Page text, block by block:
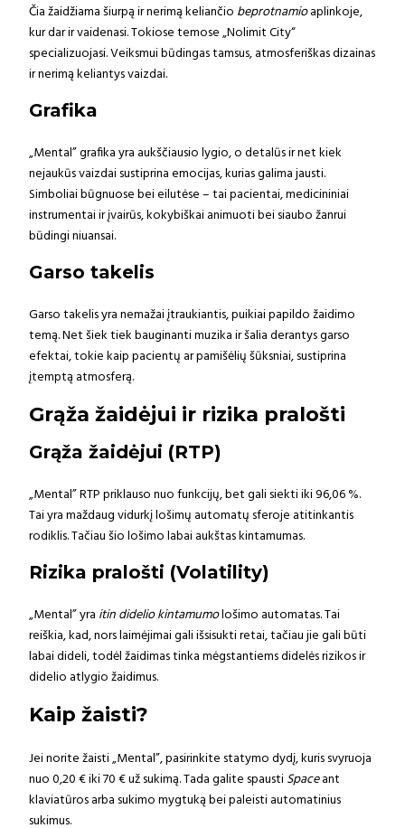
Čia žaidžiama šiurpą ir nerimą keliančio beprotnamioaplinkoje,
kur dar ir vaidenasi. Tokiose temose „Nolimit City“
specializuojasi. Veiksmui būdingas tamsus, atmosferiškas dizainas
ir nerimą keliantys vaizdai.
Grafika
„Mental” grafika yra aukščiausio lygio, o detalūs ir net kiek
nejaukūs vaizdai sustiprina emocijas, kurias galima jausti.
Simboliai būgnuose bei eilutėse – tai pacientai, medicininiai
instrumentai ir įvairūs, kokybiškai animuoti bei siaubo žanrui
būdingi niuansai.
Garso takelis
Garso takelis yra nemažai įtraukiantis, puikiai papildo žaidimo
temą. Net šiek tiek bauginanti muzika ir šalia derantys garso
efektai, tokie kaip pacientų ar pamišėlių šūksniai, sustiprina
įtemptą atmosferą.
Grąža žaidėjui ir rizika pralošti
Grąža žaidėjui (RTP)
„Mental” RTP priklauso nuo funkcijų, bet gali siekti iki 96,06 %.
Tai yra maždaug vidurkį lošimų automatų sferoje atitinkantis
rodiklis. Tačiau šio lošimo labai aukštas kintamumas.
Rizika pralošti (Volatility)
„Mental” yra itin didelio kintamumološimo automatas. Tai
reiškia, kad, nors laimėjimai gali išsisukti retai, tačiau jie gali būti
labai dideli, todėl žaidimas tinka mėgstantiems didelės rizikos ir
didelio atlygio žaidimus.
Kaip žaisti?
Jei norite žaisti „Mental”, pasirinkite statymo dydį, kuris svyruoja
nuo 0,20 € iki 70 € už sukimą. Tada galite spaustiSpaceant
klaviatūros arba sukimo mygtuką bei paleisti automatinius
sukimus.